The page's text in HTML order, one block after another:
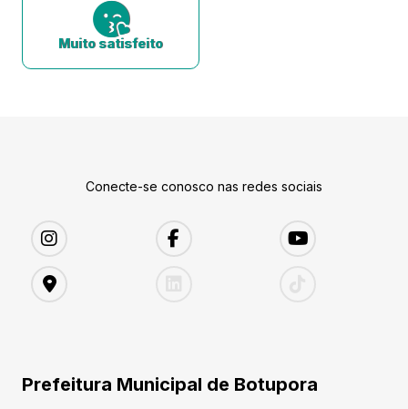
Muito satisfeito
Conecte-se conosco nas redes sociais
Prefeitura Municipal de Botupora